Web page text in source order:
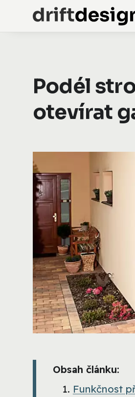
Podél
otevírat
Obsah článku:
Funkčnost